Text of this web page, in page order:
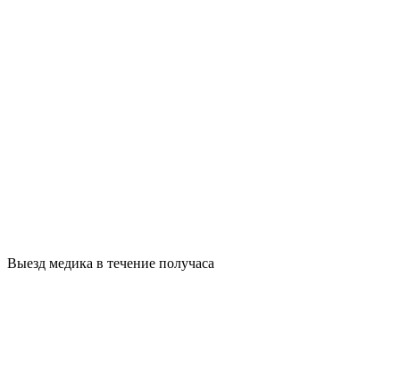
Выезд медика в течение получаса